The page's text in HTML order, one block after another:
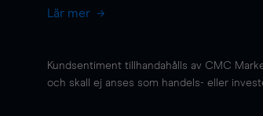
Lär mer
Kundsentiment tillhandahålls av CMC
och skall ej anses som handels- eller